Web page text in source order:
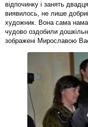
відпочинку і занять
виявилось, не лише
художник. Вона сама
чудово оздобили
зображені Мирославою